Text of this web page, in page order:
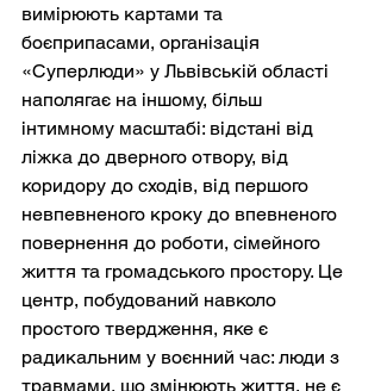
вимірюють картами та
боєприпасами, організація
«Суперлюди» у Львівській області
наполягає на іншому, більш
інтимному масштабі: відстані від
ліжка до дверного отвору, від
коридору до сходів, від першого
невпевненого кроку до впевненого
повернення до роботи, сімейного
життя та громадського простору. Це
центр, побудований навколо
простого твердження, яке є
радикальним у воєнний час: люди з
травмами, що змінюють життя, не є